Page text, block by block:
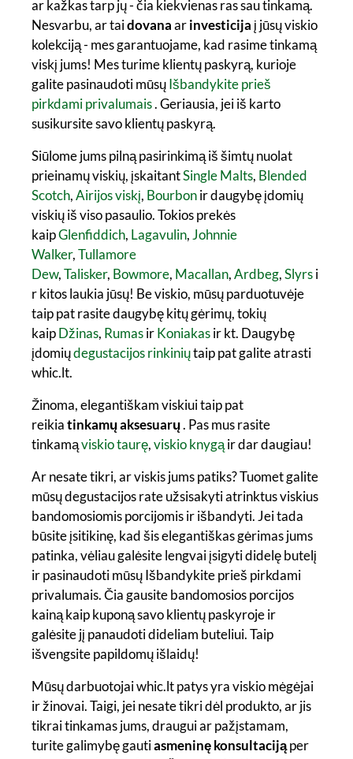
ar kažkas tarp jų - čia kiekvienas ras sau tinkamą.
Nesvarbu, ar taidovanaarinvesticija į jūsų viskio
kolekciją - mes garantuojame, kad rasime tinkamą
viskį jums! Mes turime klientų paskyrą, kurioje
galite pasinaudoti mūsųIšbandykite prieš
pirkdami privalumais.Geriausia, jei iš karto
susikursite savo klientų paskyrą.
Siūlome jums pilną pasirinkimą iš šimtų nuolat
prieinamų viskių, įskaitantSingle Malts, Blended
Scotch,Airijos viskį, Bourbonir daugybę įdomių
viskių iš viso pasaulio. Tokios prekės
kaipGlenfiddich, Lagavulin, Johnnie
Walker,Tullamore
Dew,Talisker, Bowmore, Macallan,Ardbeg,Slyrsi
r kitos laukia jūsų! Be viskio, mūsų parduotuvėje
taip pat rasite daugybę kitų gėrimų, tokių
kaipDžinas, RumasirKoniakasir kt. Daugybę
įdomiųdegustacijos rinkiniųtaip pat galite atrasti
whic.lt.
Žinoma, elegantiškam viskiui taip pat
reikiatinkamų aksesuarų. Pas mus rasite
tinkamąviskio taurę,viskio knygąir dar daugiau!
Ar nesate tikri, ar viskis jums patiks? Tuomet galite
mūsų degustacijos rate užsisakyti atrinktus viskius
bandomosiomis porcijomis ir išbandyti. Jei tada
būsite įsitikinę, kad šis elegantiškas gėrimas jums
patinka, vėliau galėsite lengvai įsigyti didelę butelį
ir pasinaudoti mūsų Išbandykite prieš pirkdami
privalumais. Čia gausite bandomosios porcijos
kainą kaip kuponą savo klientų paskyroje ir
galėsite jį panaudoti dideliam buteliui. Taip
išvengsite papildomų išlaidų!
Mūsų darbuotojai whic.lt patys yra viskio mėgėjai
ir žinovai. Taigi, jei nesate tikri dėl produkto, ar jis
tikrai tinkamas jums, draugui ar pažįstamam,
turite galimybę gautiasmeninę konsultacijąper